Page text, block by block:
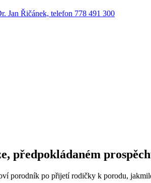
Jan Řičánek, telefon 778 491 300
předpokládaném
porodník po přijetí rodičky k porodu,